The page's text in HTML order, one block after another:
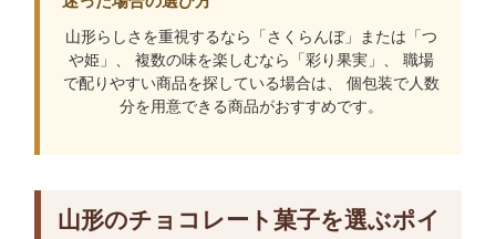
山形らしさを重視するなら「さくらんぼ」または「つ
や姫」、 複数の味を楽しむなら「彩り果実」、 職場
で配りやすい商品を探している場合は、 個包装で人数
分を用意できる商品がおすすめです。
山形のチョコレート菓子を選ぶポイ